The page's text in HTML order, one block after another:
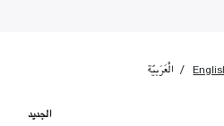
الْعَرَبيّة
الجديد